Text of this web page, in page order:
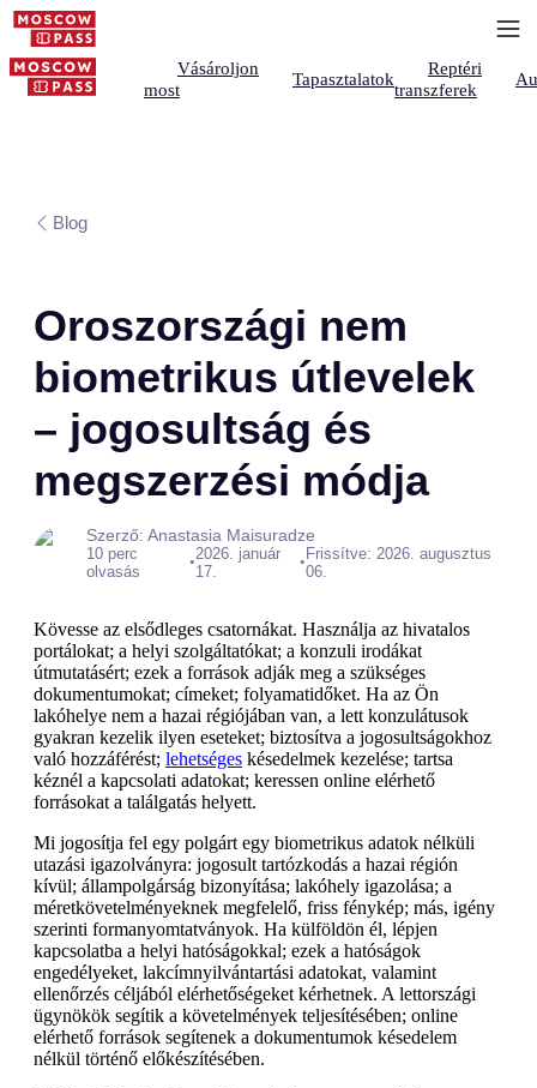
Vásároljon
most
Tapasztalatok
Reptéri
transzferek
Blog
Oroszországi nem
biometrikus útlevelek
– jogosultság és
megszerzési módja
Szerző: Anastasia Maisuradze
10 perc
olvasás
•2026. január
17.
• Frissítve: 2026. augusztus
06.
Kövesse az elsődleges csatornákat. Használja az hivatalos
portálokat; a helyi szolgáltatókat; a konzuli irodákat
útmutatásért; ezek a források adják meg a szükséges
dokumentumokat; címeket; folyamatidőket. Ha az Ön
lakóhelye nem a hazai régiójában van, a lett konzulátusok
gyakran kezelik ilyen eseteket; biztosítva a jogosultságokhoz
való hozzáférést; lehetséges késedelmek kezelése; tartsa
kéznél a kapcsolati adatokat; keressen online elérhető
forrásokat a találgatás helyett.
Mi jogosítja fel egy polgárt egy biometrikus adatok nélküli
utazási igazolványra: jogosult tartózkodás a hazai régión
kívül; állampolgárság bizonyítása; lakóhely igazolása; a
méretkövetelményeknek megfelelő, friss fénykép; más, igény
szerinti formanyomtatványok. Ha külföldön él, lépjen
kapcsolatba a helyi hatóságokkal; ezek a hatóságok
engedélyeket, lakcímnyilvántartási adatokat, valamint
ellenőrzés céljából elérhetőségeket kérhetnek. A lettországi
ügynökök segítik a követelmények teljesítésében; online
elérhető források segítenek a dokumentumok késedelem
nélkül történő előkészítésében.